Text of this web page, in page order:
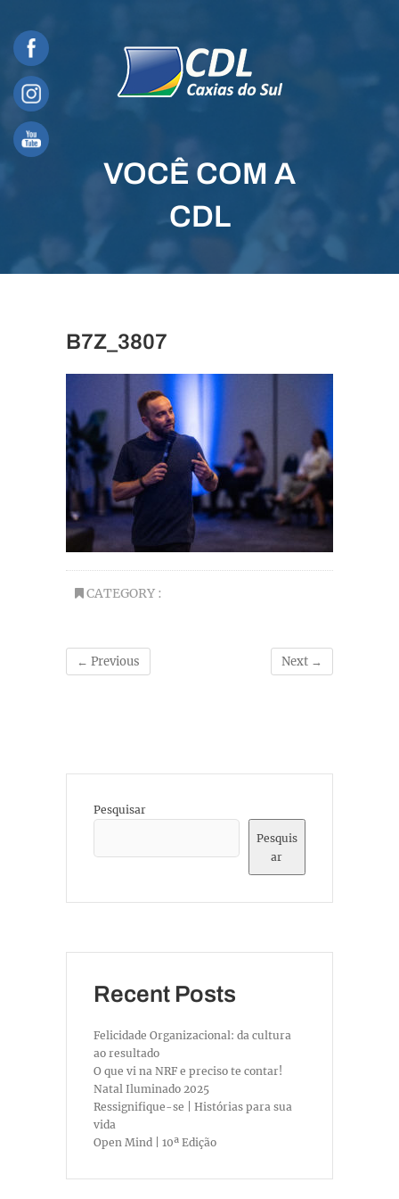
content
VOCÊ COM A
CDL
B7Z_3807
CATEGORY :
← Previous Next →
Pesquisar
Pesquis
ar
Recent Posts
Felicidade Organizacional: da cultura
ao resultado
O que vi na NRF e preciso te contar!
Natal Iluminado 2025
Ressignifique-se | Histórias para sua
vida
Open Mind | 10ª Edição